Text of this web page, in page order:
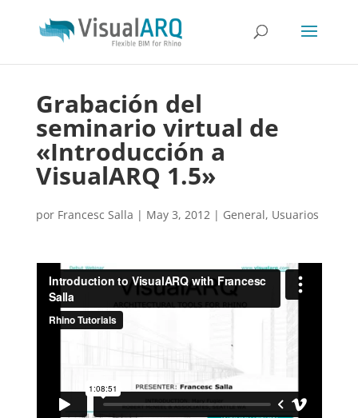
Grabación del
seminario virtual de
«Introducción a
VisualARQ 1.5»
por Francesc Salla | May 3, 2012| General, Usuarios